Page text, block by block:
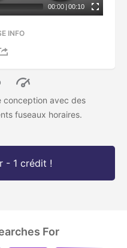
00:00| 00:10
INFO
conception avec des
fuseaux horaires.
- 1 crédit !
For